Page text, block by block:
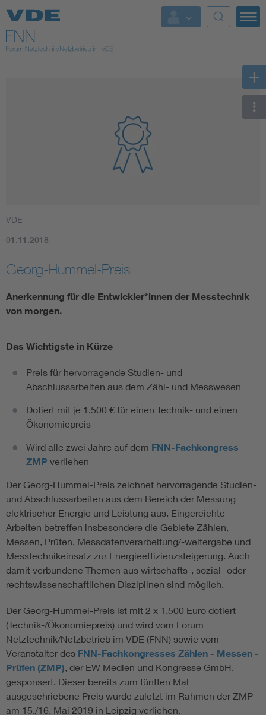
Top Themen
Fokusthemen
Digitalisierung und Metering
Innovative Netztechnologien
Umwelt- und Naturschutz
VDE
01.11.2018
Georg-Hummel-Preis
Anerkennung für die Entwickler*innen der Messtechnik
von morgen.
Das Wichtigste in Kürze
Preis für hervorragende Studien- und
Abschlussarbeiten aus dem Zähl- und Messwesen
Dotiert mit je 1.500 € für einen Technik- und einen
Ökonomiepreis
Wird alle zwei Jahre auf dem FNN-Fachkongress
ZMP verliehen
Der Georg-Hummel-Preis zeichnet hervorragende Studien-
und Abschlussarbeiten aus dem Bereich der Messung
elektrischer Energie und Leistung aus. Eingereichte
Arbeiten betreffen insbesondere die Gebiete Zählen,
Messen, Prüfen, Messdatenverarbeitung/-weitergabe und
Messtechnikeinsatz zur Energieeffizienzsteigerung. Auch
damit verbundene Themen aus wirtschafts-, sozial- oder
rechtswissenschaftlichen Disziplinen sind möglich.
Der Georg-Hummel-Preis ist mit 2 x 1.500 Euro dotiert
(Technik-/Ökonomiepreis) und wird vom Forum
Netztechnik/Netzbetrieb im VDE (FNN) sowie vom
Veranstalter des FNN-Fachkongresses Zählen - Messen -
Prüfen (ZMP), der EW Medien und Kongresse GmbH,
gesponsert. Dieser bereits zum fünften Mal
ausgeschriebene Preis wurde zuletzt im Rahmen der ZMP
am 15./16. Mai 2019 in Leipzig verliehen.